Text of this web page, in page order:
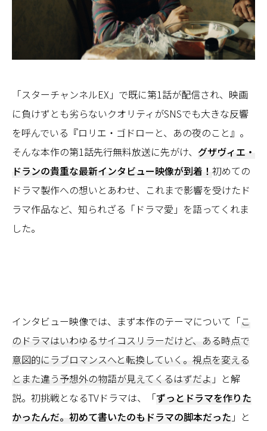
「スターチャンネルEX」で既に第1話が配信され、映画
に負けずとも劣らないクオリティがSNSでも大きな反響
を呼んでいる『ロリエ・ゴドローと、あの夜のこと』。
そんな本作の第1話先行無料放送に先がけ、 グザヴィエ・
ドランの貴重な最新インタビュー映像が到着！ 初めての
ドラマ製作への想いとあわせ、これまで影響を受けたド
ラマ作品など、知られざる「ドラマ愛」を語ってくれま
した。
インタビュー映像では、まず本作のテーマについて「こ
のドラマはいわゆるサイコスリラーだけど、ある時点で
意図的にラブロマンスへと転換していく。視点を変える
とまた違う予想外の物語が見えてくるはずだよ 」と解
説。初挑戦となるTVドラマは、「ずっとドラマを作りた
かったんだ。初めて書いたのもドラマの脚本だった 」と